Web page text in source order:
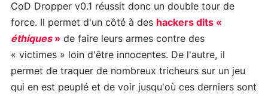
CoD Dropper v0.1 réussit donc un double tour de
force. Il permet d'un côté à des hackers dits «
éthiques » de faire leurs armes contre des
« victimes » loin d'être innocentes. De l'autre, il
permet de traquer de nombreux tricheurs sur un jeu
qui en est peuplé et de voir jusqu'où ces derniers sont